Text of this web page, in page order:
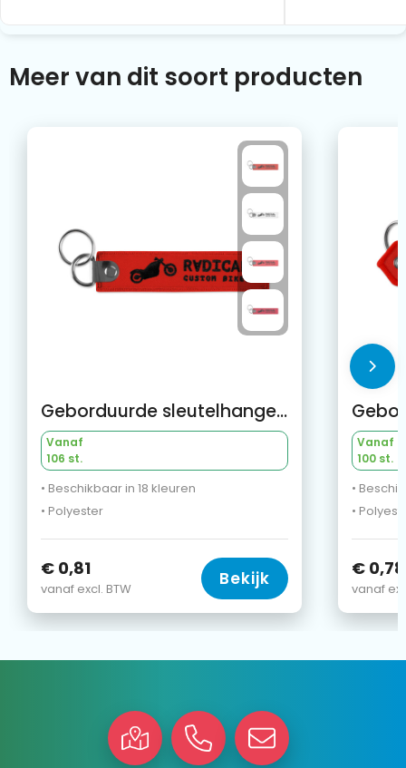
Meer van dit soort producten
Geborduurde sleutelhanger met dubbele metalen ring
Vanaf
106 st.
• Beschikbaar in 18 kleuren
• Polyester
€ 0,81
vanaf excl. BTW Bekijk
Vanaf
100 st.
•
•
€ 0,78
vanaf